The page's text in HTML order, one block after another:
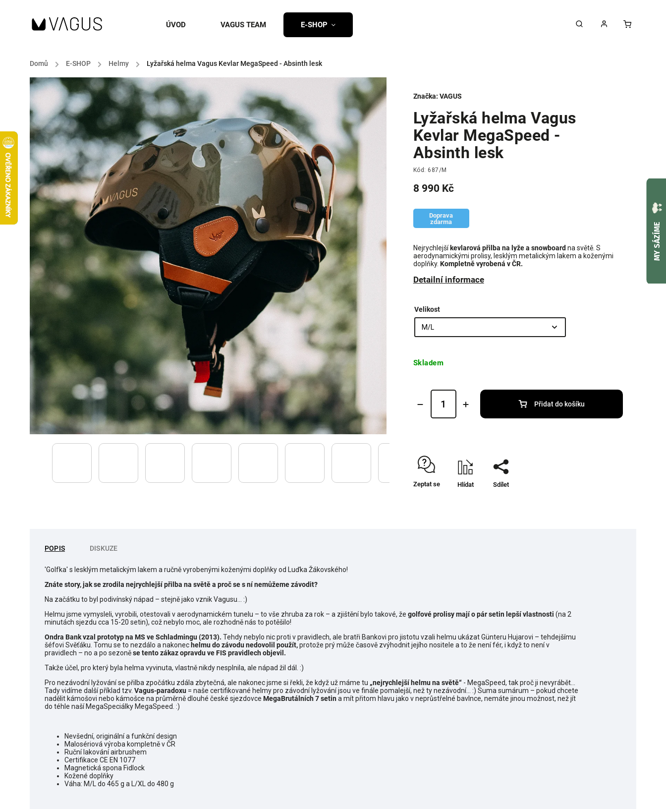
ÚVOD VAGUS TEAM E-SHOP
Domů / E-SHOP / Helmy / Lyžařská helma Vagus Kevlar MegaSpeed - Absinth lesk
Lyžařská helma Vagus
Kevlar MegaSpeed -
Absinth lesk
Kód: 687/M
8 990 Kč
Nejrychlejší kevlarová přilba na lyže a snowboard na světě. S
aerodynamickými prolisy, lesklým metalickým lakem a koženými
doplňky. Kompletně vyrobená v ČR.
Detailní informace
Doprava
zdarma
Značka: VAGUS
Velikost
Skladem
Přidat do košíku
Zeptat se Hlídat Sdílet
POPIS DISKUZE
'Golfka' s lesklým metalickým lakem a ručně vyrobenými koženými doplňky od Luďka Žákovského!
Znáte story, jak se zrodila nejrychlejší přilba na světě a proč se s ní nemůžeme závodit?
Na začátku to byl podivínský nápad – stejně jako vznik Vagusu... :)
Helmu jsme vymysleli, vyrobili, otestovali v aerodynamickém tunelu – to vše zhruba za rok – a zjištění bylo takové, že golfové prolisy mají o pár setin lepší vlastnosti (na 2
minutách sjezdu cca 15-20 setin), což nebylo moc, ale rozhodně nás to potěšilo!
Ondra Bank vzal prototyp na MS ve Schladmingu (2013). Tehdy nebylo nic proti v pravidlech, ale bratři Bankovi pro jistotu vzali helmu ukázat Günteru Hujarovi – tehdejšímu
šéfovi Svěťáku. Tomu se to nezdálo a nakonec helmu do závodu nedovolil použít,protože prý může časově zvýhodnit jejího nositele a to že není fér, i když to není v
pravidlech – no a po sezoněse tento zákaz opravdu ve FIS pravidlech objevil.
Takže účel, pro který byla helma vyvinuta, vlastně nikdy nesplnila, ale nápad žil dál. :)
Pro nezávodní lyžování se přilba zpočátku zdála zbytečná, ale nakonec jsme si řekli, že když už máme tu „nejrychlejší helmu na světě“ - MegaSpeed, tak proč ji nevyrábět...
Tady vidíme další příklad tzv. Vagus-paradoxu = naše certifikované helmy pro závodní lyžování jsou ve finále pomalejší, než ty nezávodní... :) Suma sumárum – pokud chcete
nadělit kámošovi nebo kámošce na průměrně dlouhé české sjezdovce MegaBrutálních 7 setina mít přitom hlavu jako v neprůstřelné bavlnce, nemáte jinou možnost, než jít
do téhle naší MegaSpeciálky MegaSpeed. :)
Nevšední, originální a funkční design
Malosériová výroba kompletně v ČR
Ruční lakování airbrushem
Certifikace CE EN 1077
Magnetická spona Fidlock
Kožené doplňky
Váha: M/L do 465 g a L/XL do 480 g
MY SÁZÍME